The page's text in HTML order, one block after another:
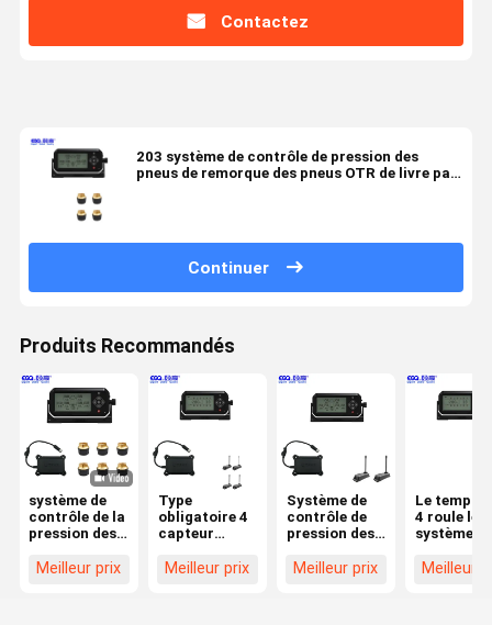
Contactez
203 système de contrôle de pression des
pneus de remorque des pneus OTR de livre par
Continuer
Produits Recommandés
système de
contrôle de la
pression des
433.92MHZ 6
Meilleur prix
Type
obligatoire 4
capteur
d'avertissement
Meilleur prix
Système de
contrôle de
pression des
pneu 6 de
Meilleur prix
Le temps
4 roule le
système de
pressions
Meilleur